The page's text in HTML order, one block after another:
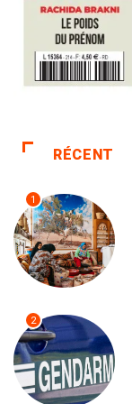
RÉCENT
1
2